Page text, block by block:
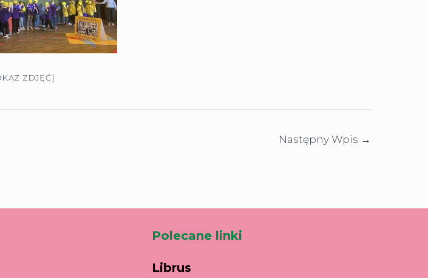
ZDJĘĆ]
Następny Wpis →
Polecane linki
Librus